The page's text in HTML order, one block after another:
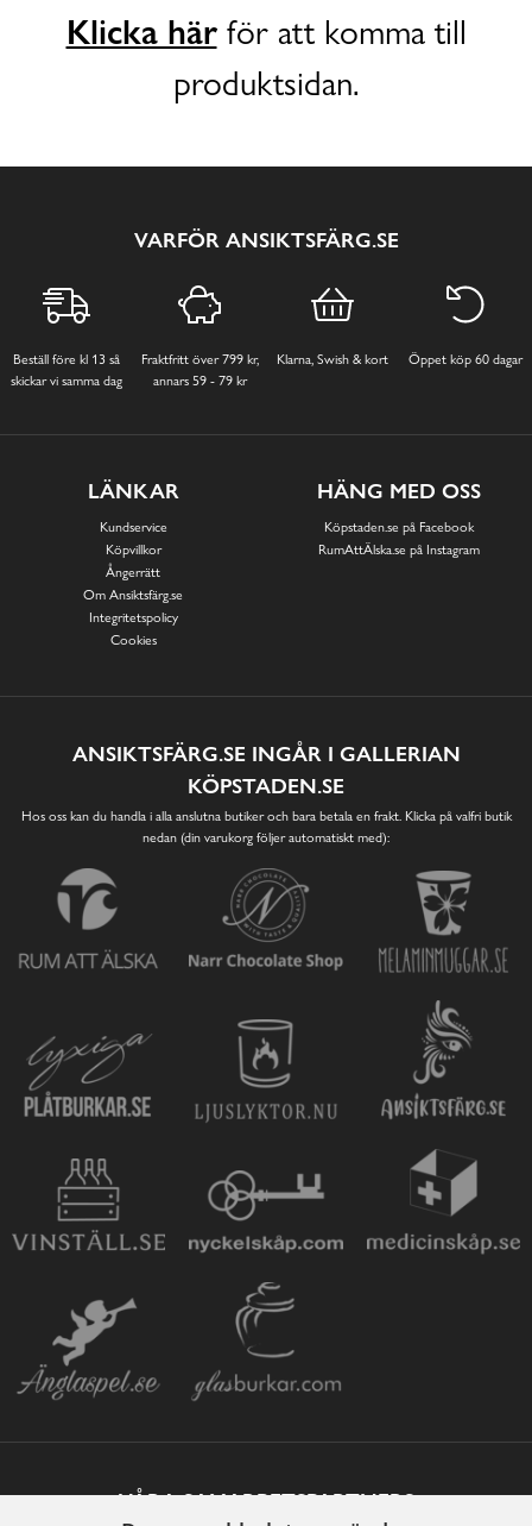
Klicka härför att komma till
produktsidan.
VARFÖR ANSIKTSFÄRG.SE
Beställ före kl 13 så
skickar vi samma dag
Fraktfritt över 799 kr,
annars 59 - 79 kr
Klarna, Swish & kort Öppet köp 60 dagar
LÄNKAR
Kundservice
Köpvillkor
Ångerrätt
Om Ansiktsfärg.se
Integritetspolicy
Cookies
HÄNG MED OSS
Köpstaden.se på Facebook
RumAttÄlska.se på Instagram
ANSIKTSFÄRG.SE INGÅR I GALLERIAN
KÖPSTADEN.SE
Hos oss kan du handla i alla anslutna butiker och bara betala en frakt. Klicka på valfri butik
nedan (din varukorg följer automatiskt med):
VÅRA SAMARBETSPARTNERS